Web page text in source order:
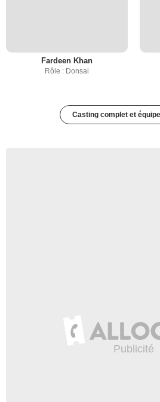
Fardeen Khan
Rôle : Donsai
Casting complet et